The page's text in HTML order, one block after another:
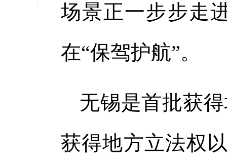
场景正一步步走
在“保驾护航”。
无锡是首批获
获得地方立法权